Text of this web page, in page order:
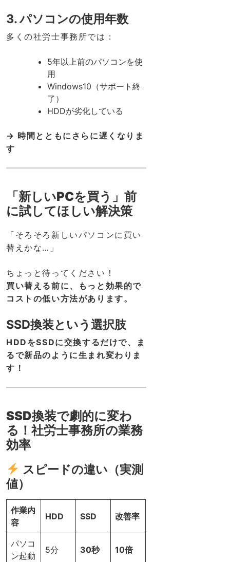
3. パソコンの使用年数
多くの社労士事務所では：
5年以上前のパソコンを使
用
Windows10（サポート終
了）
HDDが劣化している
→ 時間とともにさらに遅くなりま
す
「新しいPCを買う」前
に試してほしい解決策
「そろそろ新しいパソコンに買い
替えかな…」
ちょっと待ってください！
買い替える前に、もっと効果的で
コストの低い方法があります。
SSD換装という選択肢
HDDをSSDに交換するだけで、ま
るで新品のように生まれ変わりま
す！
SSD換装で劇的に変わ
る！社労士事務所の業務
効率
スピードの違い（実測
値）
作業内
容
HDD SSD 改善率
パソコ
ン起動
5分 30秒 10倍